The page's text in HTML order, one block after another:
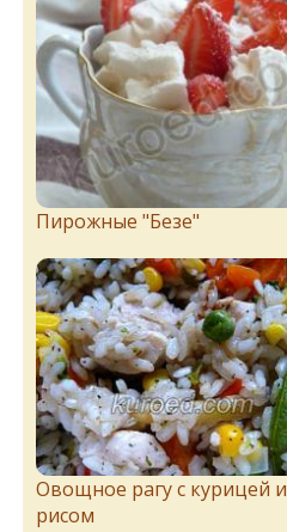
Пирожныe "Бeзe"
Овощное рагу с курицей и
рисом